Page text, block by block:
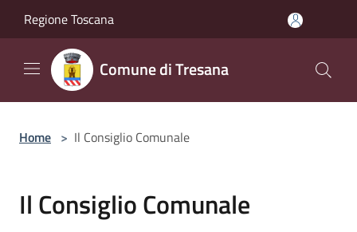
Regione Toscana
Comune di Tresana
Home > Il Consiglio Comunale
Il Consiglio Comunale